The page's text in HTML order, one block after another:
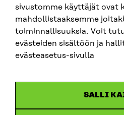
sivustomme käyttäjät ovat
mahdollistaaksemme
toiminnallisuuksia. Voit
evästeiden sisältöön ja
evästeasetus-sivulla
SALLI
LinkedIn
Instagram
YouTube